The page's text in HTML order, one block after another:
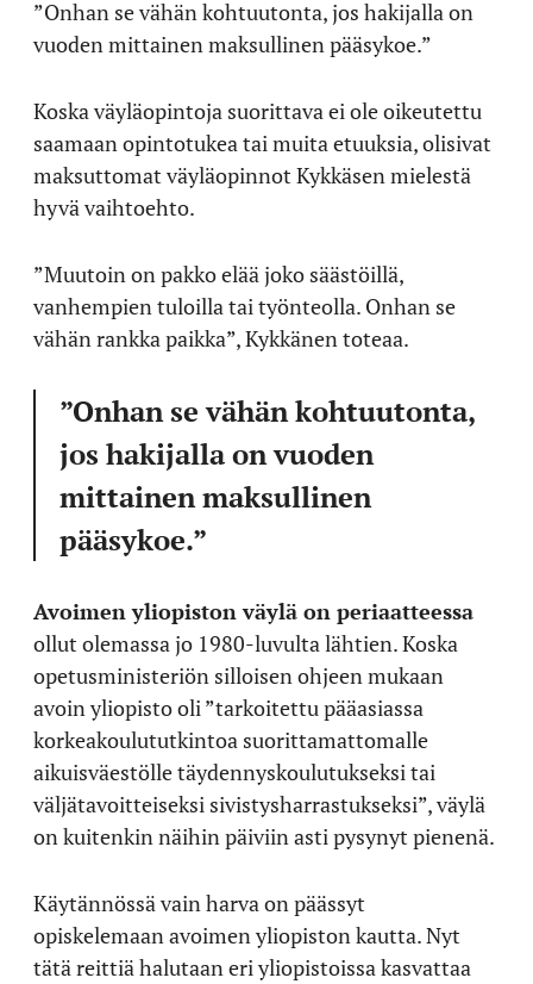
”Onhan se vähän kohtuutonta, jos hakijalla on
vuoden mittainen maksullinen pääsykoe.”
Koska väyläopintoja suorittava ei ole oikeutettu
saamaan opintotukea tai muita etuuksia, olisivat
maksuttomat väyläopinnot Kykkäsen mielestä
hyvä vaihtoehto.
”Muutoin on pakko elää joko säästöillä,
vanhempien tuloilla tai työnteolla. Onhan se
vähän rankka paikka”, Kykkänen toteaa.
”Onhan se vähän kohtuutonta,
jos hakijalla on vuoden
mittainen maksullinen
pääsykoe.”
Avoimen yliopiston väylä on periaatteessa
ollut olemassa jo 1980-luvulta lähtien. Koska
opetusministeriön silloisen ohjeen mukaan
avoin yliopisto oli ”tarkoitettu pääasiassa
korkeakoulututkintoa suorittamattomalle
aikuisväestölle täydennyskoulutukseksi tai
väljätavoitteiseksi sivistysharrastukseksi”, väylä
on kuitenkin näihin päiviin asti pysynyt pienenä.
Käytännössä vain harva on päässyt
opiskelemaan avoimen yliopiston kautta. Nyt
tätä reittiä halutaan eri yliopistoissa kasvattaa